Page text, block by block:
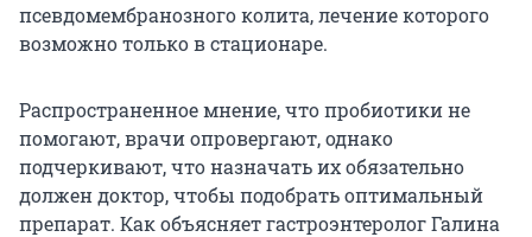
псевдомембранозного колита, лечение которого
возможно только в стационаре.
Распространенное мнение, что пробиотики не
помогают, врачи опровергают, однако
подчеркивают, что назначать их обязательно
должен доктор, чтобы подобрать оптимальный
препарат. Как объясняет гастроэнтеролог Галина